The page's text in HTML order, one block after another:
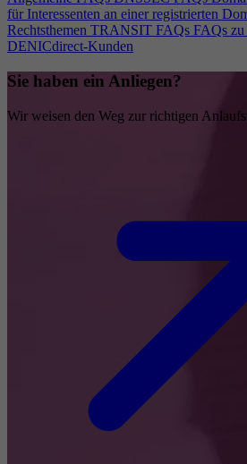
für Interessenten an einer registrierten
Rechtsthemen TRANSIT FAQs FAQs
DENICdirect-Kunden
Sie haben ein Anliegen?
Wir weisen den Weg zur richtigen